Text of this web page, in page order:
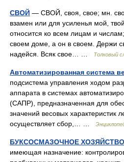
СВОЙ — СВОЙ, своя, свое; мн.
взамен или для усиленья мой,
относится ко всем лицам и
своем доме, а он в своем. Держи
надейся. Всяк свое… …
Толковый
Автоматизированная система
подсистема управления ходом
аппарата в системах
(САПР), предназначенная для
значений весовых характеристик
осуществляет сбор,… …
БУКСОСМАЗОЧНОЕ ХОЗЯЙСТВО
имеющая назначение: